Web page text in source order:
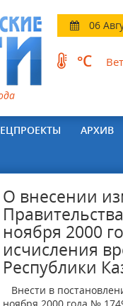
06
°C
АРХИВ
О внесении
ноября 2000
исчисления
Республики
Внести в